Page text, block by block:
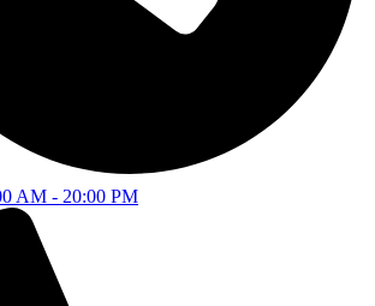
AM - 20:00 PM